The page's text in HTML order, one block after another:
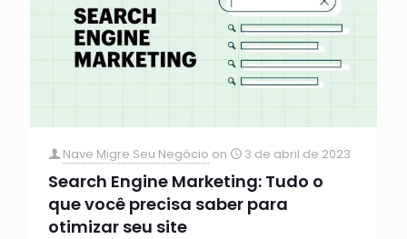
Nave Migre Seu Negócio on 3 de abril de 2023
Search Engine Marketing: Tudo o
que você precisa saber para
otimizar seu site